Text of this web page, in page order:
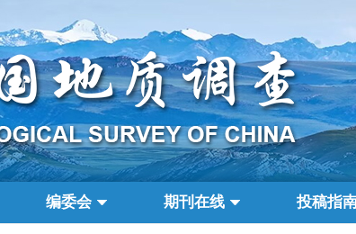
编委会 期刊在线 投稿指